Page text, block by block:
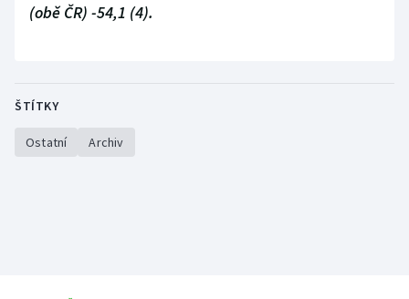
(obě ČR) -54,1 (4).
ŠTÍTKY
Ostatní Archiv